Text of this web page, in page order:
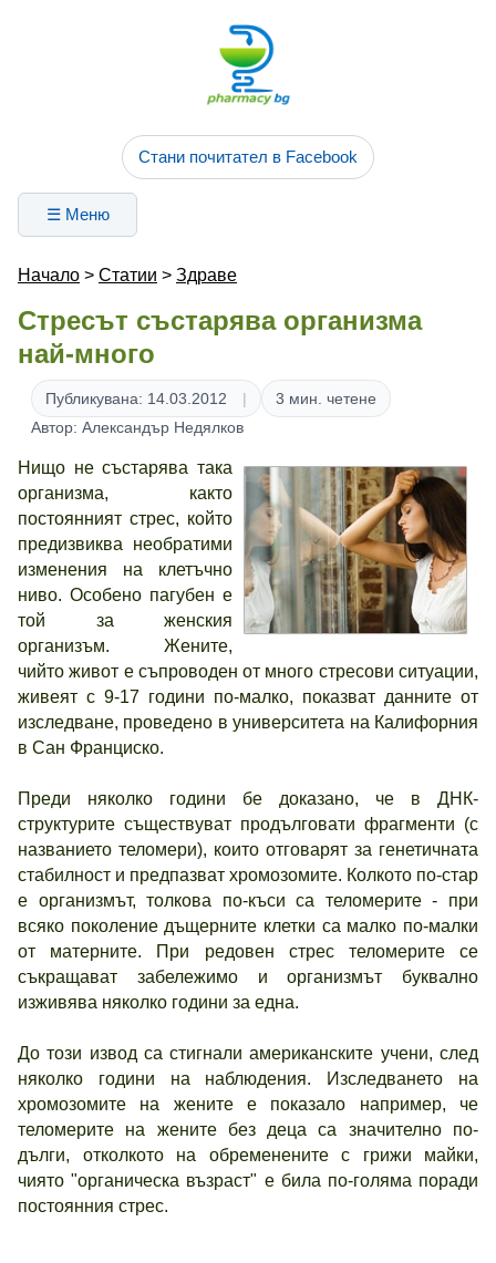
Стани почитател в Facebook
☰ Меню
Начало > Статии > Здраве
Стресът състарява организма
най-много
Публикувана: 14.03.2012
3 мин. четене
Автор: Александър Недялков
Нищо не състарява така
организма, както
постоянният стрес, който
предизвиква необратими
изменения на клетъчно
ниво. Особено пагубен е
той за женския
организъм. Жените,
чийто живот е съпроводен от много стресови ситуации,
живеят с 9-17 години по-малко, показват данните от
изследване, проведено в университета на Калифорния
в Сан Франциско.
Преди няколко години бе доказано, че в ДНК-
структурите съществуват продълговати фрагменти (с
названието теломери), които отговарят за генетичната
стабилност и предпазват хромозомите. Колкото по-стар
е организмът, толкова по-къси са теломерите - при
всяко поколение дъщерните клетки са малко по-малки
от матерните. При редовен стрес теломерите се
съкращават забележимо и организмът буквално
изживява няколко години за една.
До този извод са стигнали американските учени, след
няколко години на наблюдения. Изследването на
хромозомите на жените е показало например, че
теломерите на жените без деца са значително по-
дълги, отколкото на обременените с грижи майки,
чиято "органическа възраст" е била по-голяма поради
постоянния стрес.